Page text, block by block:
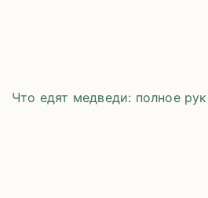
Что едят медведи: полное